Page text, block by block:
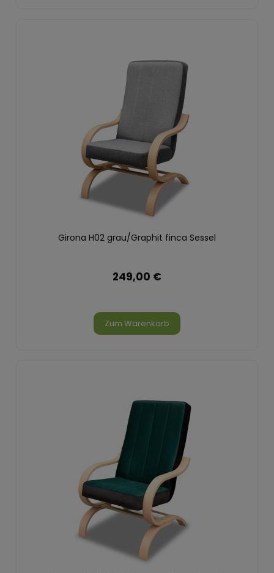
Girona H02 grau/Graphit finca Sessel
249,00 €
Zum Warenkorb